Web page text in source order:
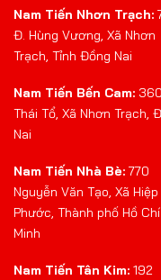
Nam Tiến Nhơn Trạch:
Đ. Hùng Vương, Xã Nhơn
Trạch, Tỉnh Đồng Nai
Nam Tiến Bến Cam:
Thái Tổ, Xã Nhơn Trạch,
Nai
Nam Tiến Nhà Bè: 770
Nguyễn Văn Tạo, Xã Hiệp
Phước, Thành phố Hồ Chí
Minh
Nam Tiến Tân Kim: 192